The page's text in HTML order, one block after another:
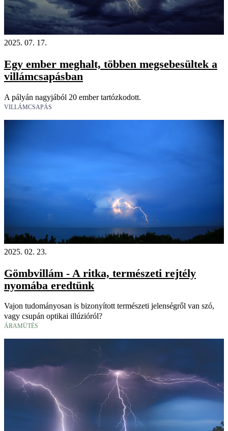
2025. 07. 17.
Egy ember meghalt, többen megsebesültek a
villámcsapásban
A pályán nagyjából 20 ember tartózkodott.
VILLÁMCSAPÁS
2025. 02. 23.
Gömbvillám - A ritka, természeti rejtély
nyomába eredtünk
Vajon tudományosan is bizonyított természeti jelenségről van szó,
vagy csupán optikai illúzióról?
ÁRAMÜTÉS